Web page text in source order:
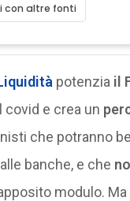
con altre fonti
potenzia il
covid e crea un
che potranno
banche, e che
modulo.